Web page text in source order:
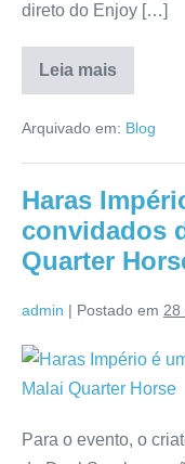
direto do Enjoy […]
Leia mais
Arquivado em: Blog
Haras
convidados
Quarter
admin | Postado em 28
Para o evento, o